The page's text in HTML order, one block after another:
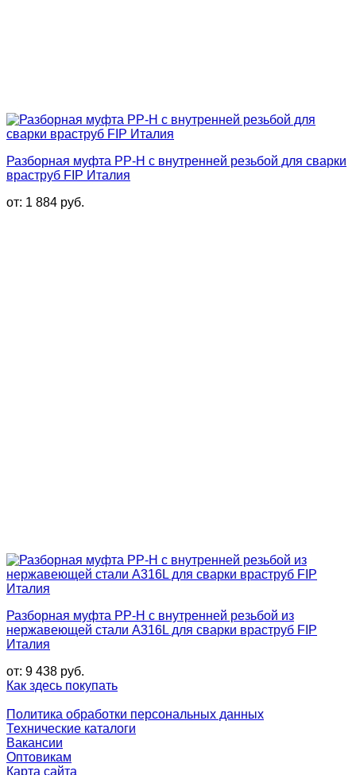
Разборная муфта PP-H с внутренней резьбой для сварки
враструб FIP Италия
от: 1 884 руб.
Разборная муфта PP-H с внутренней резьбой из
нержавеющей стали A316L для сварки враструб FIP
Италия
от: 9 438 руб.
Как здесь покупать
Политика обработки персональных данных
Технические каталоги
Вакансии
Оптовикам
Карта сайта